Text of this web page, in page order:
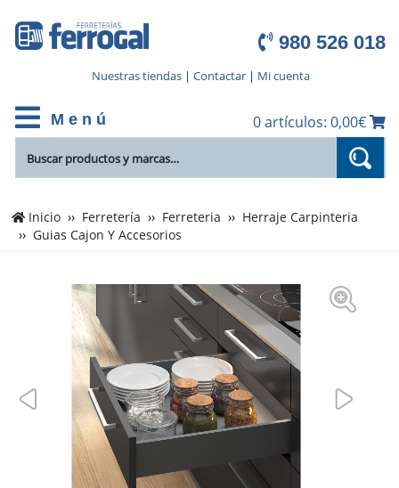
980 526 018
Nuestras tiendas| Contactar| Mi cuenta
M e n ú 0 artículos: 0,00€
Inicio Ferretería Ferreteria
Herraje Carpinteria
Guias Cajon Y Accesorios